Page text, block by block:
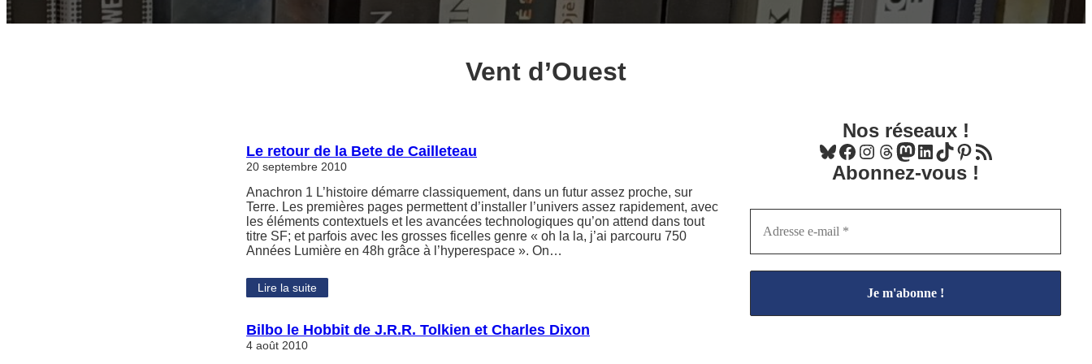
Vent d’Ouest
Le retour de la Bete de Cailleteau
20 septembre 2010
Anachron 1 L’histoire démarre classiquement, dans un futur assez proche, sur
Terre. Les premières pages permettent d’installer l’univers assez rapidement, avec
les éléments contextuels et les avancées technologiques qu’on attend dans tout
titre SF; et parfois avec les grosses ficelles genre « oh la la, j’ai parcouru 750
Années Lumière en 48h grâce à l’hyperespace ». On…
Lire la suite
Bilbo le Hobbit de J.R.R. Tolkien et Charles Dixon
4 août 2010
Nos réseaux !
Bluesky Facebook Instagram Threads Mastodon LinkedIn TikTok Pinterest
Flux RSS
Abonnez-vous !